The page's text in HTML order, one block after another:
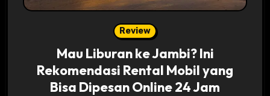
Review
Mau Liburan ke Jambi? Ini
Rekomendasi Rental Mobil yang
Bisa Dipesan Online 24 Jam